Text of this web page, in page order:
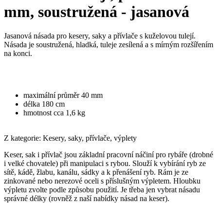
mm, soustružená - jasanová
Jasanová násada pro kesery, saky a přívlače s kuželovou tulejí.
Násada je soustružená, hladká, tuleje zesílená a s mírným rozšířením
na konci.
maximální průměr 40 mm
délka 180 cm
hmotnost cca 1,6 kg
Z kategorie: Kesery, saky, přívlače, výplety
Keser, sak i přívlač jsou základní pracovní náčiní pro rybáře (drobné
i velké chovatele) při manipulaci s rybou. Slouží k vybírání ryb ze
sítě, kádě, žlabu, kanálu, sádky a k přenášení ryb. Rám je ze
zinkované nebo nerezové oceli s příslušným výpletem. Hloubku
výpletu zvolte podle způsobu použití. Je třeba jen vybrat násadu
správné délky (rovněž z naší nabídky násad na keser).